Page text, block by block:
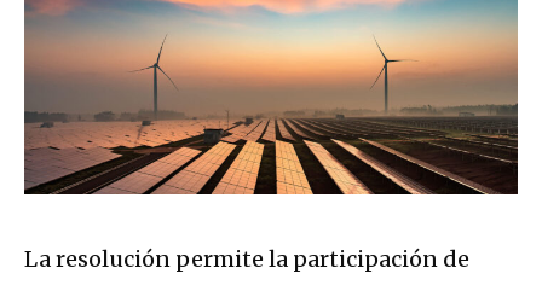
La resolución permite la participación de